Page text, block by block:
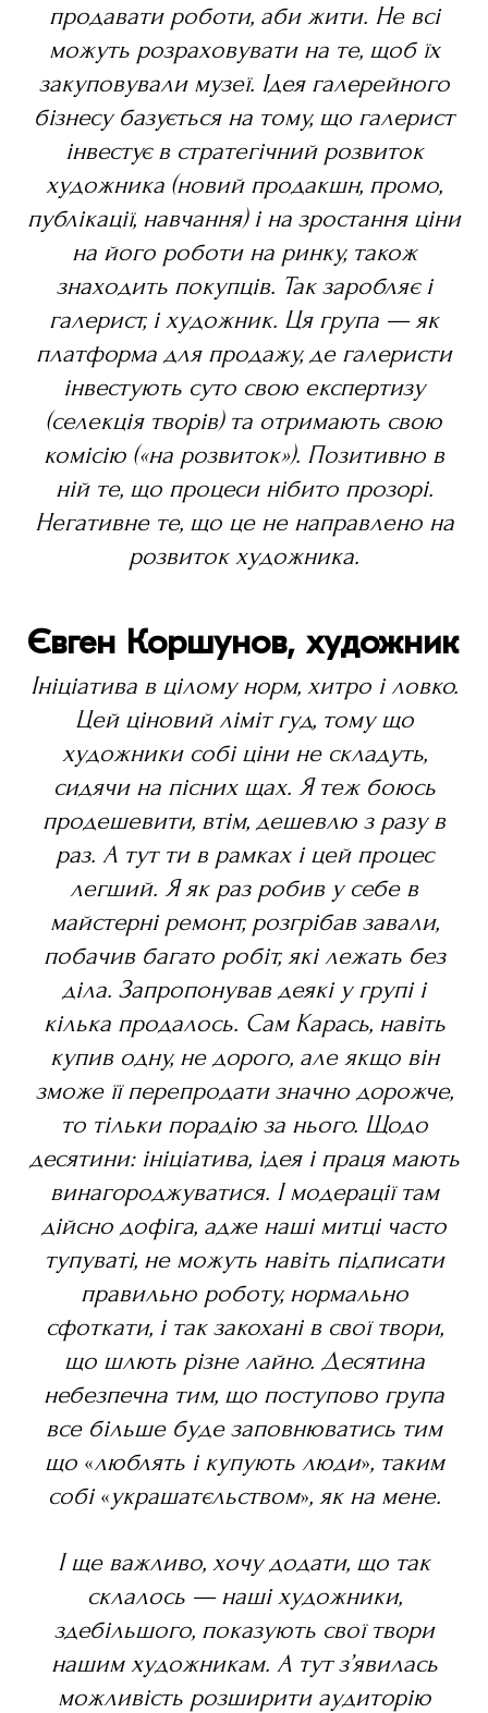
продавати роботи, аби жити. Не всі
можуть розраховувати на те, щоб їх
закуповували музеї. Ідея галерейного
бізнесу базується на тому, що галерист
інвестує в стратегічний розвиток
художника (новий продакшн, промо,
публікації, навчання) і на зростання ціни
на його роботи на ринку, також
знаходить покупців. Так заробляє і
галерист, і художник. Ця група — як
платформа для продажу, де галеристи
інвестують суто свою експертизу
(селекція творів) та отримають свою
комісію («на розвиток»). Позитивно в
ній те, що процеси нібито прозорі.
Негативне те, що це не направлено на
розвиток художника.
Євген Коршунов, художник
Ініціатива в цілому норм, хитро і ловко.
Цей ціновий ліміт гуд, тому що
художники собі ціни не складуть,
сидячи на пісних щах. Я теж боюсь
продешевити, втім, дешевлю з разу в
раз. А тут ти в рамках і цей процес
легший. Я як раз робив у себе в
майстерні ремонт, розгрібав завали,
побачив багато робіт, які лежать без
діла. Запропонував деякі у групі і
кілька продалось. Сам Карась, навіть
купив одну, не дорого, але якщо він
зможе її перепродати значно дорожче,
то тільки порадію за нього. Щодо
десятини: ініціатива, ідея і праця мають
винагороджуватися. І модерації там
дійсно дофіга, адже наші митці часто
тупуваті, не можуть навіть підписати
правильно роботу, нормально
сфоткати, і так закохані в свої твори,
що шлють різне лайно. Десятина
небезпечна тим, що поступово група
все більше буде заповнюватись тим
що «люблять і купують люди», таким
собі «украшатєльством», як на мене.
І ще важливо, хочу додати, що так
склалось — наші художники,
здебільшого, показують свої твори
нашим художникам. А тут з’явилась
можливість розширити аудиторію